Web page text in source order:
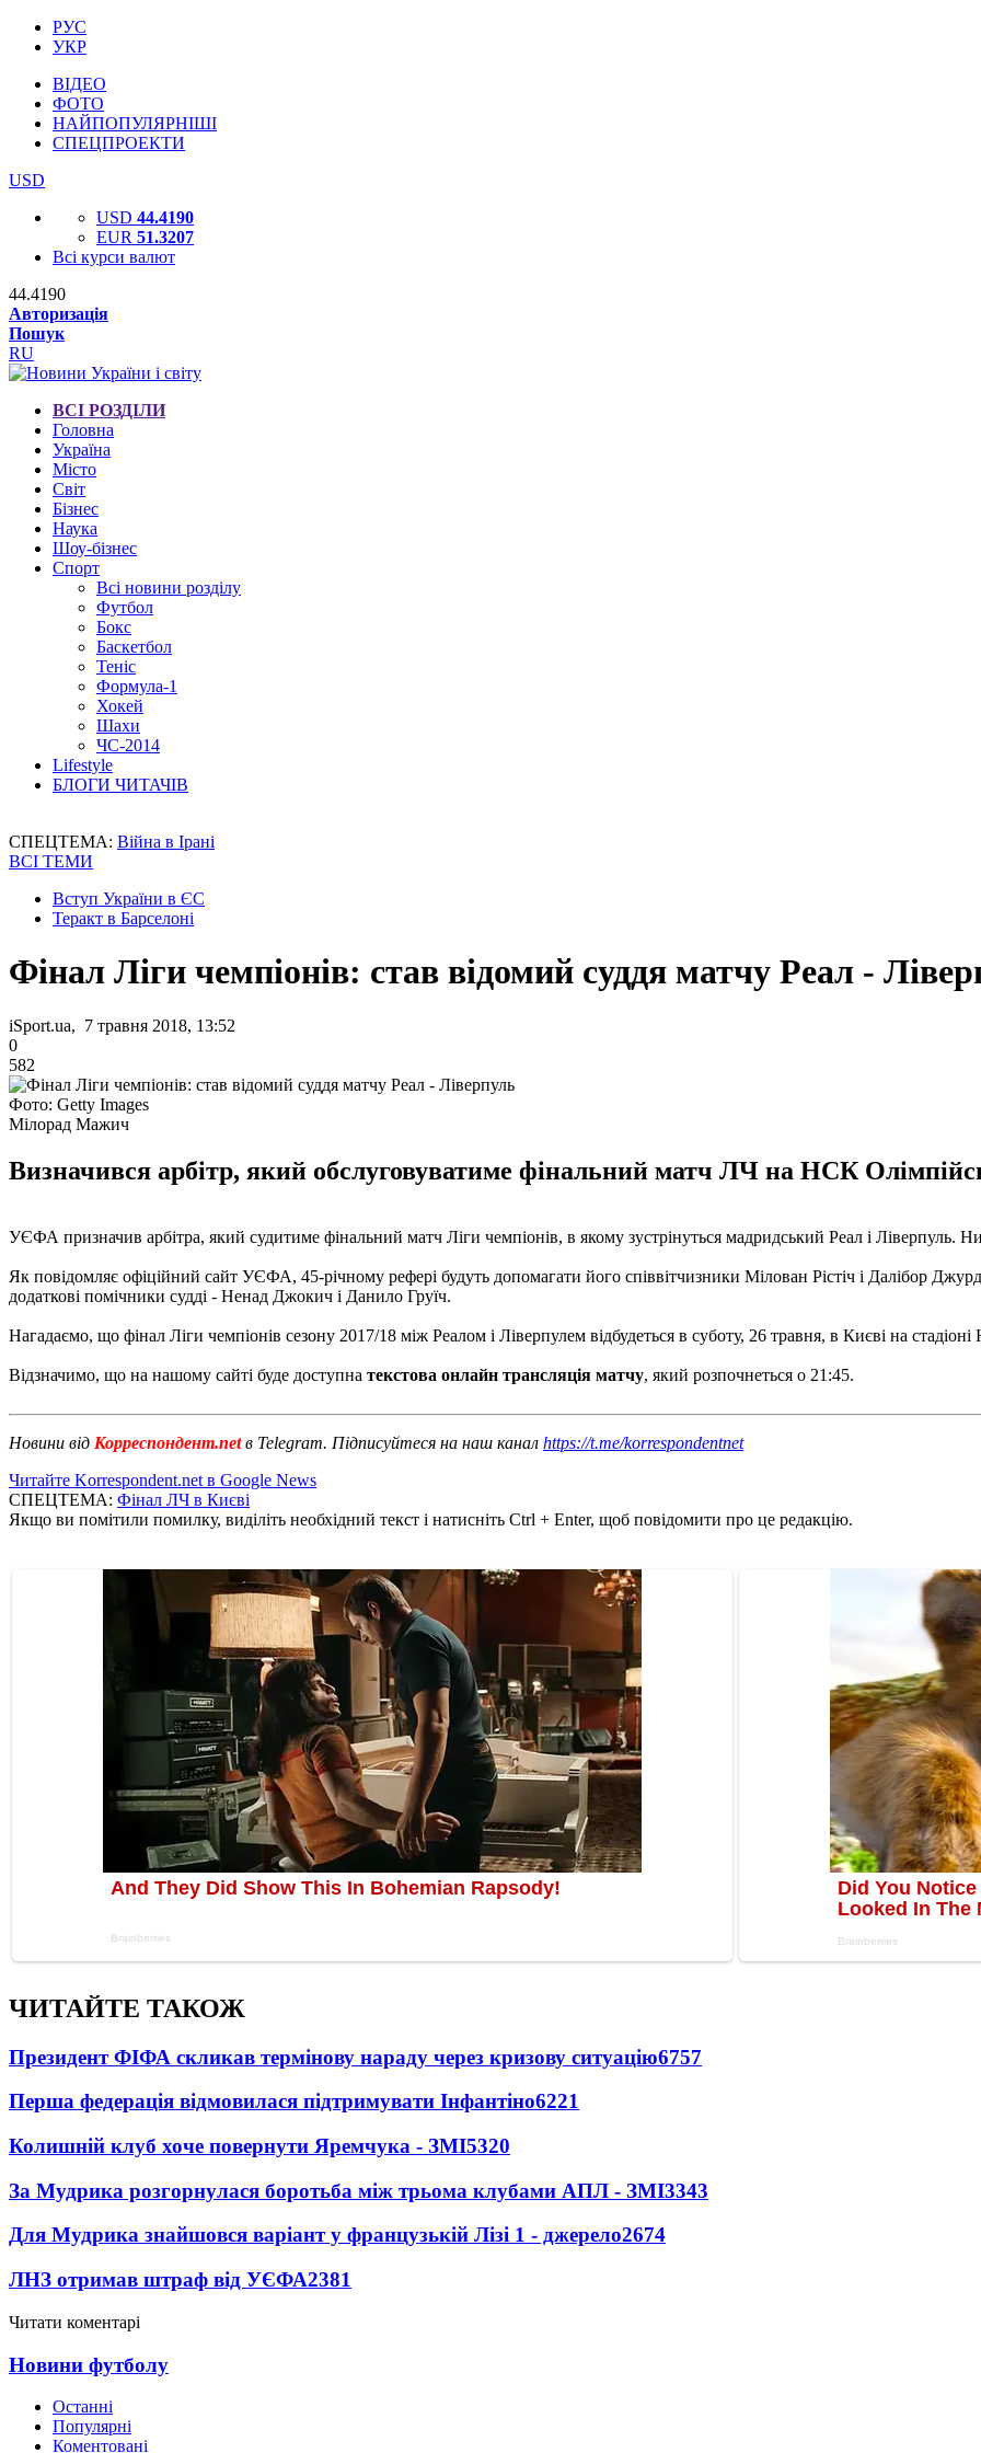
РУС
УКР
ВІДЕО
ФОТО
НАЙПОПУЛЯРНІШІ
СПЕЦПРОЕКТИ
USD
USD 44.4190
EUR 51.3207
Всі курси валют
44.4190
Авторизація
Пошук
RU
ВСІ РОЗДІЛИ
Головна
Україна
Місто
Світ
Бізнес
Наука
Шоу-бізнес
Спорт
Всі новини розділу
Футбол
Бокс
Баскетбол
Теніс
Формула-1
Хокей
Шахи
ЧС-2014
Lifestyle
БЛОГИ ЧИТАЧІВ
СПЕЦТЕМА: Війна в Ірані
ВСІ ТЕМИ
Вступ України в ЄС
Теракт в Барселоні
Фінал Ліги чемпіонів: став відомий суддя матчу Реал -
iSport.ua, 7 травня 2018, 13:52
0
582
Фото: Getty Images
Мілорад Мажич
Визначився арбітр, який обслуговуватиме фінальний матч ЛЧ на НСК
УЄФА призначив арбітра, який судитиме фінальний матч Ліги чемпіонів, в якому зустрінуться мадридський Реал і Ліверпуль.
Як повідомляє офіційний сайт УЄФА, 45-річному рефері будуть допомагати його співвітчизники Мілован Рістіч і Далібор
додаткові помічники судді - Ненад Джокич і Данило Груїч.
Нагадаємо, що фінал Ліги чемпіонів сезону 2017/18 між Реалом і Ліверпулем відбудеться в суботу, 26 травня, в Києві на
Відзначимо, що на нашому сайті буде доступна текстова онлайн трансляція матчу, який розпочнеться о 21:45.
Новини від Корреспондент.netв Telegram. Підписуйтеся на наш канал https://t.me/korrespondentnet
Читайте Korrespondent.net в Google News
СПЕЦТЕМА: Фінал ЛЧ в Києві
Якщо ви помітили помилку, виділіть необхідний текст і натисніть Ctrl + Enter, щоб повідомити про це редакцію.
ЧИТАЙТЕ ТАКОЖ
Президент ФІФА скликав термінову нараду через кризову ситуацію6757
Перша федерація відмовилася підтримувати Інфантіно6221
Колишній клуб хоче повернути Яремчука - ЗМІ5320
За Мудрика розгорнулася боротьба між трьома клубами АПЛ - ЗМІ3343
Для Мудрика знайшовся варіант у французькій Лізі 1 - джерело2674
ЛНЗ отримав штраф від УЄФА2381
Читати коментарі
Новини футболу
Останні
Популярні
Коментовані